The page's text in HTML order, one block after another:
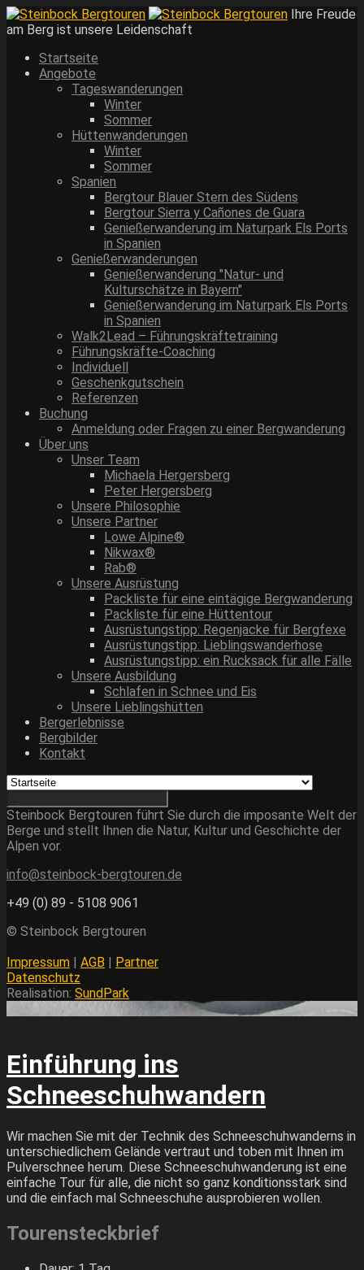
Ihre Freude
am Berg ist unsere Leidenschaft
Startseite
Angebote
Tageswanderungen
Winter
Sommer
Hüttenwanderungen
Winter
Sommer
Spanien
Bergtour Blauer Stern des Südens
Bergtour Sierra y Cañones de Guara
Genießerwanderung im Naturpark Els Ports
in Spanien
Genießerwanderungen
Genießerwanderung "Natur- und
Kulturschätze in Bayern"
Genießerwanderung im Naturpark Els Ports
in Spanien
Walk2Lead – Führungskräftetraining
Führungskräfte-Coaching
Individuell
Geschenkgutschein
Referenzen
Buchung
Anmeldung oder Fragen zu einer Bergwanderung
Über uns
Unser Team
Michaela Hergersberg
Peter Hergersberg
Unsere Philosophie
Unsere Partner
Lowe Alpine®
Nikwax®
Rab®
Unsere Ausrüstung
Packliste für eine eintägige Bergwanderung
Packliste für eine Hüttentour
Ausrüstungstipp: Regenjacke für Bergfexe
Ausrüstungstipp: Lieblingswanderhose
Ausrüstungstipp: ein Rucksack für alle Fälle
Unsere Ausbildung
Schlafen in Schnee und Eis
Unsere Lieblingshütten
Bergerlebnisse
Bergbilder
Kontakt
Steinbock Bergtouren führt Sie durch die imposante Welt der
Berge und stellt Ihnen die Natur, Kultur und Geschichte der
Alpen vor.
info@steinbock-bergtouren.de
+49 (0) 89 - 5108 9061
© Steinbock Bergtouren
Impressum | AGB | Partner
Datenschutz
Realisation: SundPark
Einführung ins
Schneeschuhwandern
Wir machen Sie mit der Technik des Schneeschuhwanderns in
unterschiedlichem Gelände vertraut und toben mit Ihnen im
Pulverschnee herum. Diese Schneeschuhwanderung ist eine
einfache Tour für alle, die nicht so ganz konditionsstark sind
und die einfach mal Schneeschuhe ausprobieren wollen.
Tourensteckbrief